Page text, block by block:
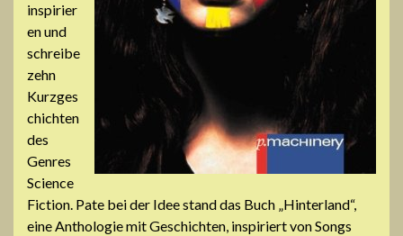
inspirier
en und
schreibe
zehn
Kurzges
chichten
des
Genres
Science
Fiction. Pate bei der Idee stand das Buch „Hinterland“,
eine Anthologie mit Geschichten, inspiriert von Songs